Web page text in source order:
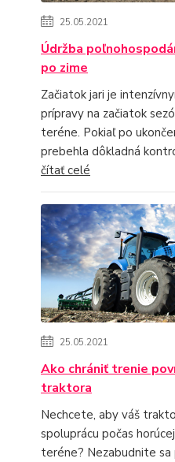
25.05.2021
Údržba
po zime
Začiatok jari je
prípravy na začiatok
teréne. Pokiaľ po
prebehla dôkladná
čítať celé
25.05.2021
Ako chrániť trenie
traktora
Nechcete, aby váš
spoluprácu počas
teréne? Nezabudnite